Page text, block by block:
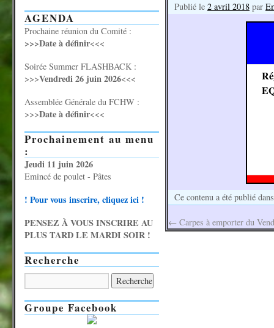
Publié le 2 avril 2018 par
Ce contenu a été publié
← Carpes à emporter du
AGENDA
Prochaine réunion du Comité :
>>>Date à définir<<<
Soirée Summer FLASHBACK :
>>>Vendredi 26 juin 2026<<<
Assemblée Générale du FCHW :
>>>Date à définir<<<
Prochainement au menu
:
Jeudi 11 juin 2026
Emincé de poulet - Pâtes
! Pour vous inscrire, cliquez ici !
PENSEZ À VOUS INSCRIRE AU
PLUS TARD LE MARDI SOIR !
Recherche
Groupe Facebook